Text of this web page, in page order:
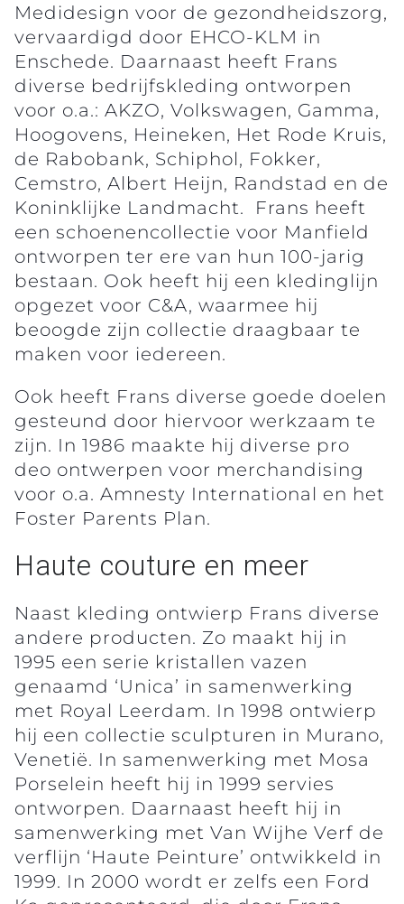
Medidesign voor de gezondheidszorg,
vervaardigd door EHCO-KLM in
Enschede. Daarnaast heeft Frans
diverse bedrijfskleding ontworpen
voor o.a.: AKZO, Volkswagen, Gamma,
Hoogovens, Heineken, Het Rode Kruis,
de Rabobank, Schiphol, Fokker,
Cemstro, Albert Heijn, Randstad en de
Koninklijke Landmacht. Frans heeft
een schoenencollectie voor Manfield
ontworpen ter ere van hun 100-jarig
bestaan. Ook heeft hij een kledinglijn
opgezet voor C&A, waarmee hij
beoogde zijn collectie draagbaar te
maken voor iedereen.
Ook heeft Frans diverse goede doelen
gesteund door hiervoor werkzaam te
zijn. In 1986 maakte hij diverse pro
deo ontwerpen voor merchandising
voor o.a. Amnesty International en het
Foster Parents Plan.
Haute couture en meer
Naast kleding ontwierp Frans diverse
andere producten. Zo maakt hij in
1995 een serie kristallen vazen
genaamd ‘Unica’ in samenwerking
met Royal Leerdam. In 1998 ontwierp
hij een collectie sculpturen in Murano,
Venetië. In samenwerking met Mosa
Porselein heeft hij in 1999 servies
ontworpen. Daarnaast heeft hij in
samenwerking met Van Wijhe Verf de
verflijn ‘Haute Peinture’ ontwikkeld in
1999. In 2000 wordt er zelfs een Ford